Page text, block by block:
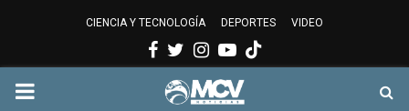
CIENCIA Y TECNOLOGÍA DEPORTES VIDEO
Facebook
Twitter
Instagram
Youtube
PRIMARY